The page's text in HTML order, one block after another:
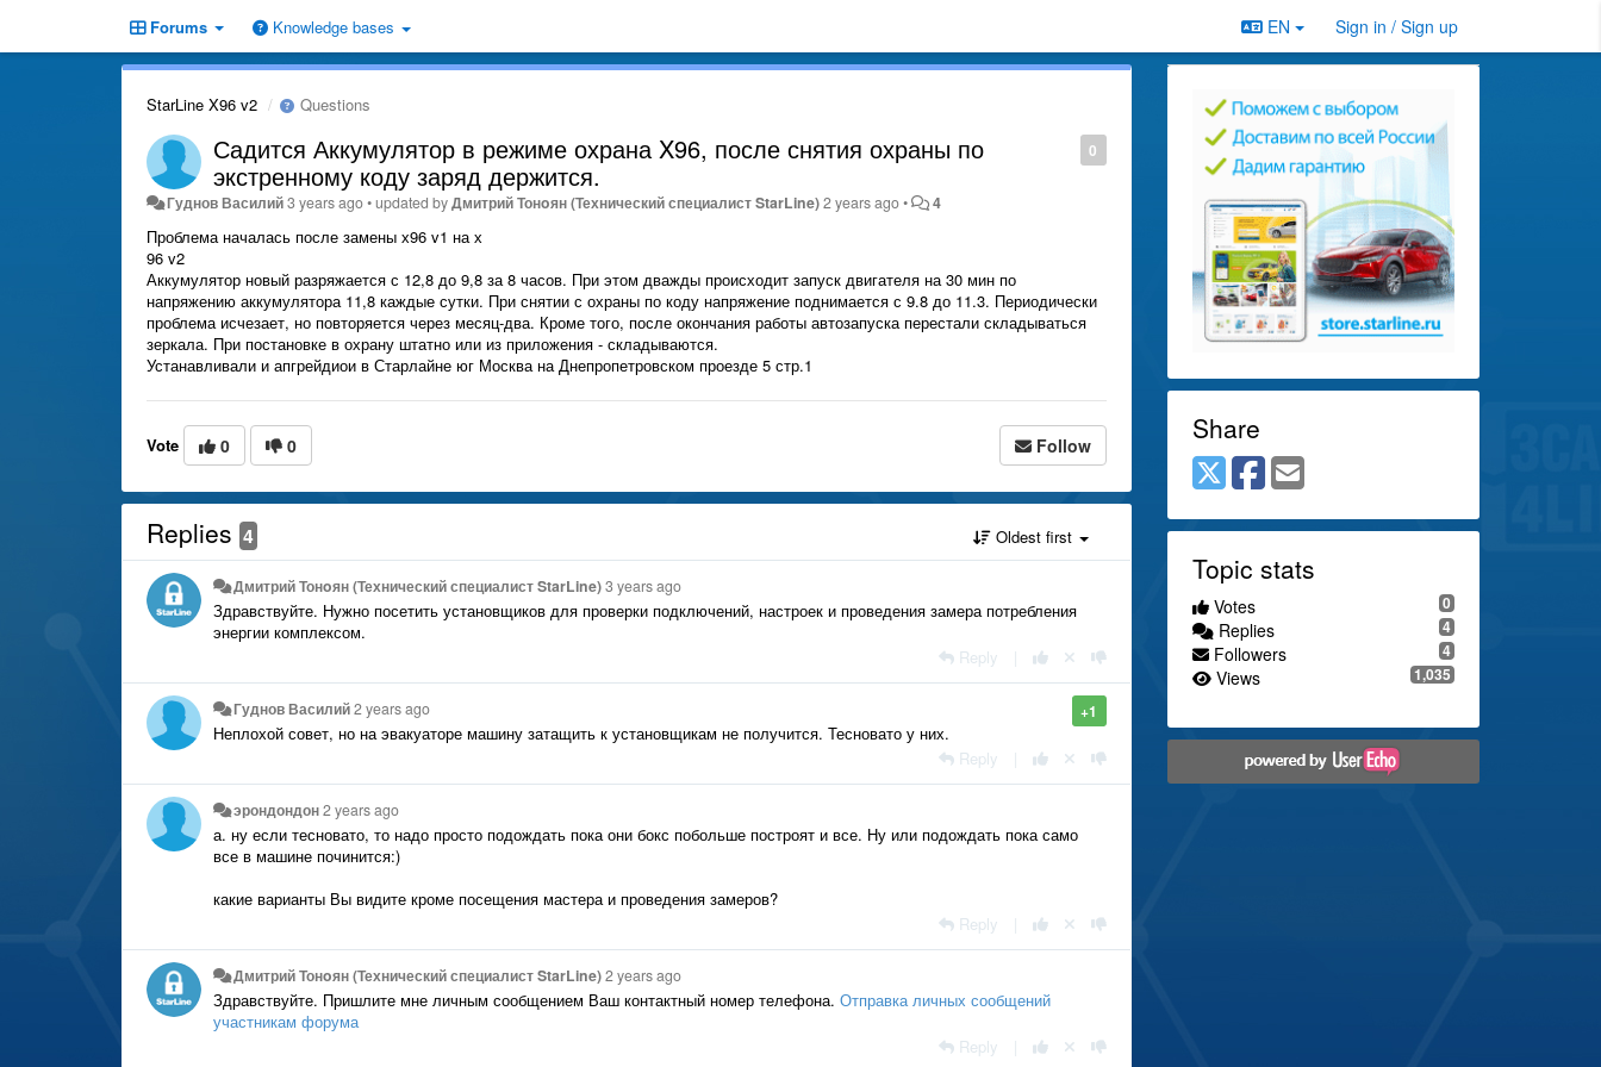
Forums Knowledge bases EN Sign in / Sign up
StarLine X96 v2 Questions
0
Садится Аккумулятор в режиме охрана X96, после снятия охраны по
экстренному коду заряд держится.
Гуднов Василий3 years ago•updated byДмитрий Тонoян (Технический специалист StarLine)2 years ago• 4
Проблема началась после замены х96 v1 на х
96 v2
Аккумулятор новый разряжается с 12,8 до 9,8 за 8 часов. При этом дважды происходит запуск двигателя на 30 мин по
напряжению аккумулятора 11,8 каждые сутки. При снятии с охраны по коду напряжение поднимается с 9.8 до 11.3. Периодически
проблема исчезает, но повторяется через месяц-два. Кроме того, после окончания работы автозапуска перестали складываться
зеркала. При постановке в охрану штатно или из приложения - складываются.
Устанавливали и апгрейдиои в Старлайне юг Москва на Днепропетровском проезде 5 стр.1
Vote 0 0 Follow
Replies 4 Oldest first
Дмитрий Тонoян (Технический специалист StarLine)3 years ago
Здравствуйте. Нужно посетить установщиков для проверки подключений, настроек и проведения замера потребления
энергии комплексом.
Reply
+1
Гуднов Василий2 years ago
Неплохой совет, но на эвакуаторе машину затащить к установщикам не получится. Тесновато у них.
Reply
эрондондон2 years ago
а. ну если тесновато, то надо просто подождать пока они бокс побольше построят и все. Ну или подождать пока само
все в машине починится:)
какие варианты Вы видите кроме посещения мастера и проведения замеров?
Reply
Дмитрий Тонoян (Технический специалист StarLine)2 years ago
Здравствуйте. Пришлите мне личным сообщением Ваш контактный номер телефона. Отправка личных сообщений
участникам форума
Reply
Share
Topic stats
0
Votes
4
Replies
4
Followers
1,035
Views